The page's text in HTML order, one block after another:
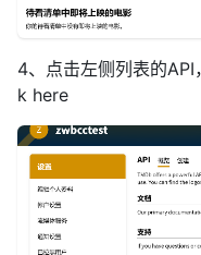
4、点击左侧列表的
k here